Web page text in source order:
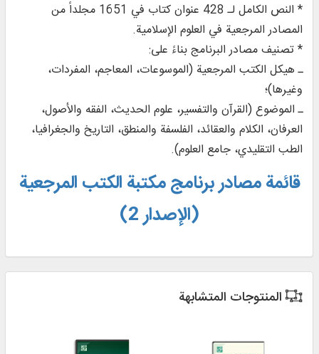
* النص الكامل لـ 428 عنوان كتاب في 1651 مجلداً من
المصادر المرجعية في العلوم الإسلامية.
* تصنيف مصادر البرنامج بناءً على:
ـ هيكل الكتب المرجعية (الموسوعات، المعاجم، المفردات،
وغيرها)؛
ـ الموضوع (القرآن والتفسير، علوم الحديث، الفقه والأصول،
العرفان، الكلام والعقائد، الفلسفة والمنطق، التاريخ والجغرافيا،
الطب التقليدي، جامع العلوم).
قائمة مصادر برنامج مكتبة الكتب المرجعية
(الإصدار 2)
المنتوجات المتشابهة